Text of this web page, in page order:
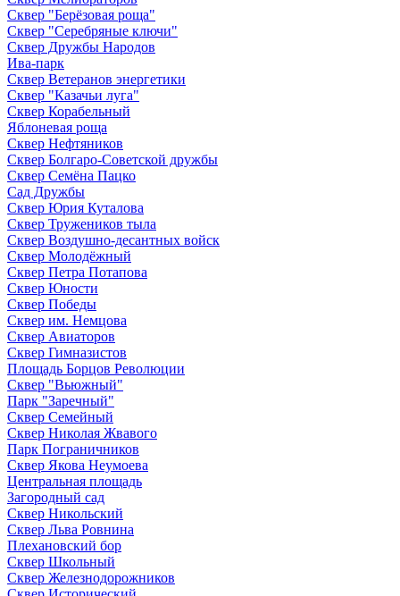
Сквер "Берёзовая роща"
Сквер "Серебряные ключи"
Сквер Дружбы Народов
Ива-парк
Сквер Ветеранов энергетики
Сквер "Казачьи луга"
Сквер Корабельный
Яблоневая роща
Сквер Нефтяников
Сквер Болгаро-Советской дружбы
Сквер Семёна Пацко
Сад Дружбы
Сквер Юрия Куталова
Сквер Тружеников тыла
Сквер Воздушно-десантных войск
Сквер Молодёжный
Сквер Петра Потапова
Сквер Юности
Сквер Победы
Сквер им. Немцова
Сквер Авиаторов
Сквер Гимназистов
Площадь Борцов Революции
Сквер "Вьюжный"
Парк "Заречный"
Сквер Семейный
Сквер Николая Жвавого
Парк Пограничников
Сквер Якова Неумоева
Центральная площадь
Загородный сад
Сквер Никольский
Сквер Льва Ровнина
Плехановский бор
Сквер Школьный
Сквер Железнодорожников